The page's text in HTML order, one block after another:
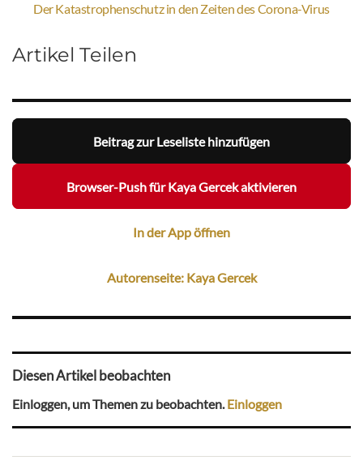
Der Katastrophenschutz in den Zeiten des Corona-Virus
Artikel Teilen
Beitrag zur Leseliste hinzufügen
Browser-Push für Kaya Gercek aktivieren
In der App öffnen
Autorenseite: Kaya Gercek
Diesen Artikel beobachten
Einloggen, um Themen zu beobachten.Einloggen